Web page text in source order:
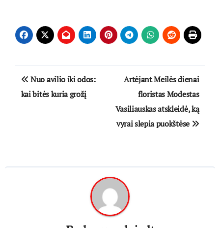
Navigacija
tarp
Nuo avilio iki odos:
kai bitės kuria grožį
Artėjant Meilės dienai
floristas Modestas
Vasiliauskas atskleidė, ką
vyrai slepia puokštėse